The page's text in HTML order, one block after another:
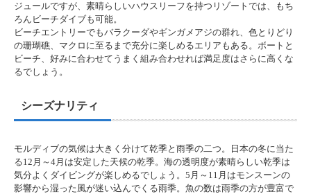
ジュールですが、素晴らしいハウスリーフを持つリゾートでは、もち
ろんビーチダイブも可能。
ビーチエントリーでもバラクーダやギンガメアジの群れ、色とりどり
の珊瑚礁、マクロに至るまで充分に楽しめるエリアもある。ボートと
ビーチ、好みに合わせてうまく組み合わせれば満足度はさらに高くな
るでしょう。
シーズナリティ
モルディブの気候は大きく分けて乾季と雨季の二つ。日本の冬に当た
る12月～4月は安定した天候の乾季。海の透明度が素晴らしい乾季は
気分よくダイビングが楽しめるでしょう。5月～11月はモンスーンの
影響から湿った風が迷い込んでくる雨季。魚の数は雨季の方が豊富で